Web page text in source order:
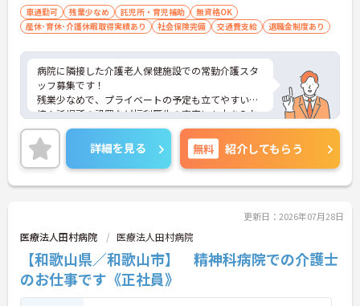
車通勤可 残業少なめ 託児所・育児補助
無資格OK
産休･育休･介護休暇取得実績あり
社会保険完備 交通費支給 退職金制度あり
病院に隣接した介護老人保健施設での常勤介護スタ
ッフ募集です！
残業少なめで、プライベートの予定も立てやすい環
境！託児所の設置など福利厚生の充実にも力を入れ
ているので安心して長期での就業が可能です！
ご興味ある方には、面接のポイントなど、さらに詳
細をお話致しますのでお気軽にご相談ください。
詳細を見る 無料 紹介してもらう
更新日：2026年07月28日
医療法人田村病院 医療法人田村病院
【和歌山県／和歌山市】 精神科病院での介護士
のお仕事です《正社員》